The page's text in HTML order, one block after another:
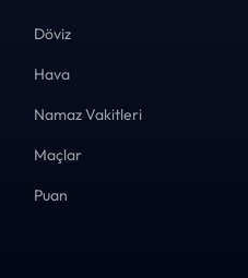
Döviz
Hava
Namaz Vakitleri
Maçlar
Puan